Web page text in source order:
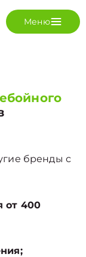
Меню
бренды с
от 400